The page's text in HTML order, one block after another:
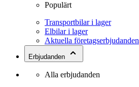
Populärt
Transportbilar i lager
Elbilar i lager
Aktuella företagserbjudanden
Erbjudanden
Alla erbjudanden